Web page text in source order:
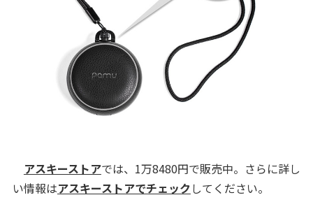
アスキーストアでは、1万8480円で販売中。さらに詳し
い情報はアスキーストアでチェックしてください。